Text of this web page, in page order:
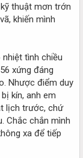
thuật mơn trớn
khiến mình
tình chiều
xứng đáng
Nhược điểm duy
kín, anh em
lịch trước, chứ
Chắc chắn mình
xa để tiếp